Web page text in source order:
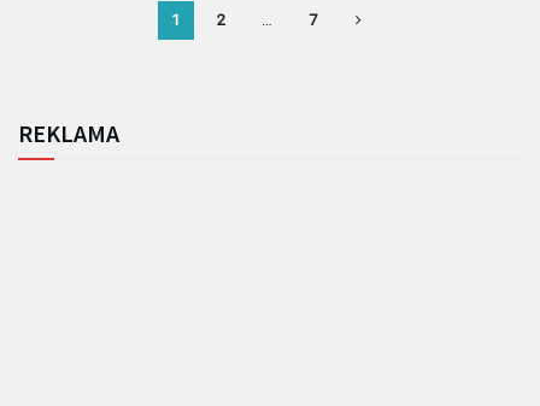
1 2 … 7
REKLAMA